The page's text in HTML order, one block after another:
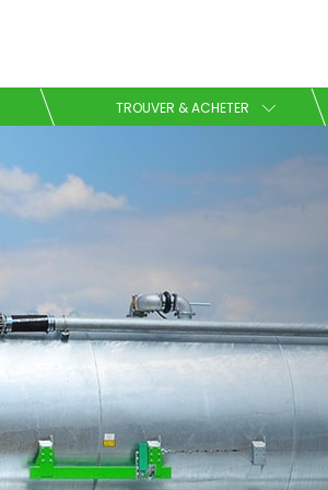
TROUVER & ACHETER
Sélectionnez votre
English
Télécharger la
Dansk